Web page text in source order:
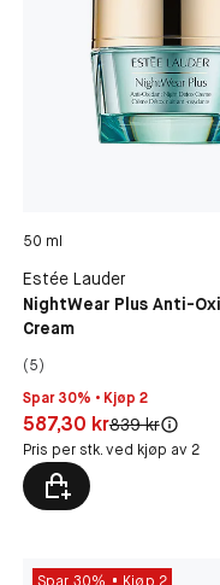
50 ml
Estée Lauder
NightWear Plus Anti-
Cream
(5)
Spar 30% • Kjøp 2
Pris: 587,30 kr
587,30 krOriginal pris:
839 kr
Pris per stk. ved kjøp av 2